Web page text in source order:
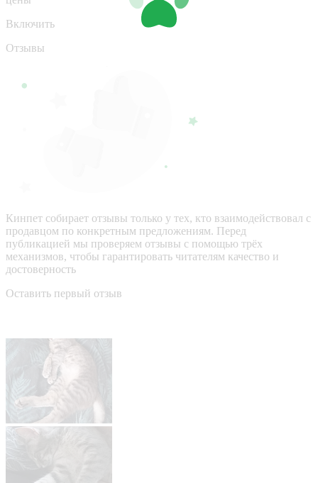
Включить
Отзывы
Кинпет собирает отзывы только у тех, кто взаимодействовал с
продавцом по конкретным предложениям. Перед
публикацией мы проверяем отзывы с помощью трёх
механизмов, чтобы гарантировать читателям качество и
достоверность
Оставить первый отзыв